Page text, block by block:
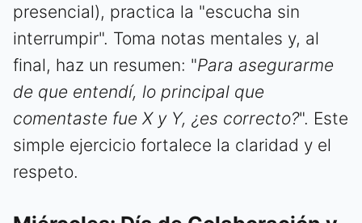
presencial), practica la "escucha sin
interrumpir". Toma notas mentales y, al
final, haz un resumen: "Para asegurarme
de que entendí, lo principal que
comentaste fue X y Y, ¿es correcto?". Este
simple ejercicio fortalece la claridad y el
respeto.